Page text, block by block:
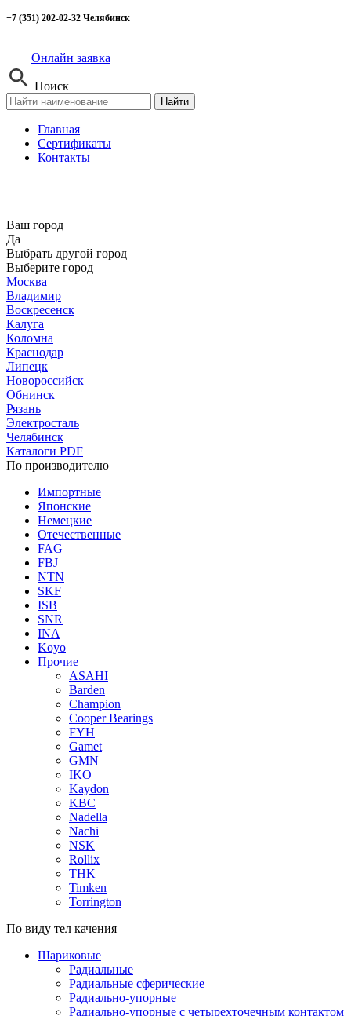
+7 (351) 202-02-32 Челябинск
Онлайн заявка
Поиск
Найти
Главная
Сертификаты
Контакты
Ваш город
Да
Выбрать другой город
Выберите город
Москва
Владимир
Воскресенск
Калуга
Коломна
Краснодар
Липецк
Новороссийск
Обнинск
Рязань
Электросталь
Челябинск
Каталоги PDF
По производителю
Импортные
Японские
Немецкие
Отечественные
FAG
FBJ
NTN
SKF
ISB
SNR
INA
Koyo
Прочие
ASAHI
Barden
Champion
Cooper Bearings
FYH
Gamet
GMN
IKO
Kaydon
KBC
Nadella
Nachi
NSK
Rollix
THK
Timken
Torrington
По виду тел качения
Шариковые
Радиальные
Радиальные сферические
Радиально-упорные
Радиально-упорные с четырехточечным контактом